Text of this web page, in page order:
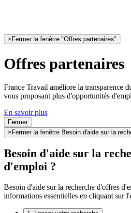
× Fermer la fenêtre "Offres partenaires"
Offres partenaires
France Travail améliore la transparence
vous proposant plus d'opportunités
En savoir plus
Fermer
× Fermer la fenêtre Besoin d'aide sur la
Besoin d'aide sur la
d'emploi ?
Besoin d'aide sur la recherche d'offres
informations essentielles en cliquant sur